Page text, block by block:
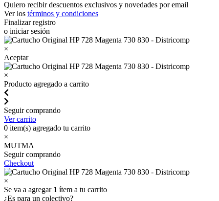
Quiero recibir descuentos exclusivos y novedades por email
Ver los términos y condiciones
Finalizar registro
o iniciar sesión
×
Aceptar
×
Producto agregado a carrito
Seguir comprando
Ver carrito
0 item(s) agregado tu carrito
×
MUTMA
Seguir comprando
Checkout
×
Se va a agregar 1 ítem a tu carrito
¿Es para un colectivo?